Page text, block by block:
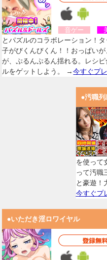
音ゲー
とパズルのコラボレーション！
子がびくんびくん！！おっぱいが
が、ぷるんぷるん揺れる。レシ
ルをゲットしよう。 →今すぐプ
●汚職
を使って
って汚職
と豪遊！
今すぐプ
●いただき淫ロワイヤル